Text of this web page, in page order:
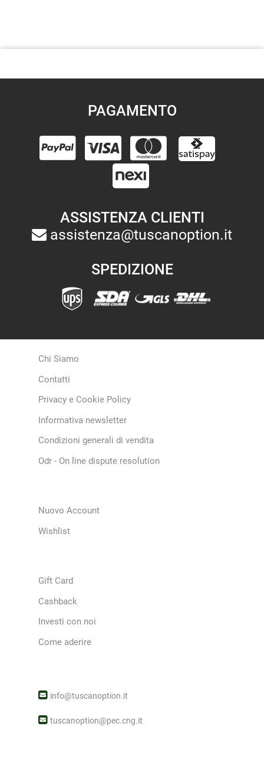
PAGAMENTO
ASSISTENZA CLIENTI
assistenza@tuscanoption.it
SPEDIZIONE
Chi Siamo
Contatti
Privacy e Cookie Policy
Informativa newsletter
Condizioni generali di vendita
Odr - On line dispute resolution
Nuovo Account
Wishlist
Gift Card
Cashback
Investi con noi
Come aderire
info@tuscanoption.it
tuscanoption@pec.cng.it